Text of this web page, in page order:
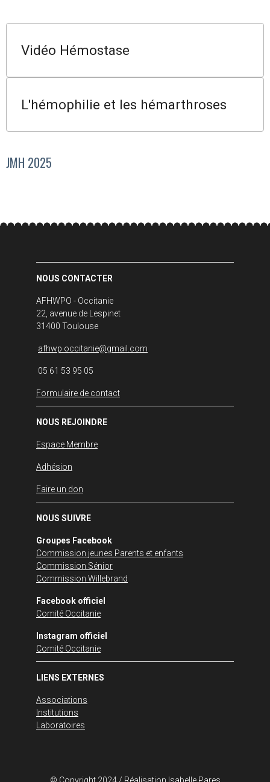
Vidéo Hémostase
L'hémophilie et les hémarthroses
JMH 2025
NOUS CONTACTER
AFHWPO - Occitanie
22, avenue de Lespinet
31400 Toulouse
afhwp.occitanie@gmail.com
05 61 53 95 05
Formulaire de contact
NOUS REJOINDRE
Espace Membre
Adhésion
Faire un don
NOUS SUIVRE
Groupes Facebook
Commission jeunes Parents et enfants
Commission Sénior
Commission Willebrand
Facebook officiel
Comité Occitanie
Instagram officiel
Comité Occitanie
LIENS EXTERNES
Associations
Institutions
Laboratoires